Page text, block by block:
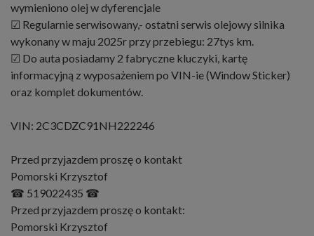
wymieniono olej w dyferencjale
☑ Regularnie serwisowany,- ostatni serwis olejowy silnika
wykonany w maju 2025r przy przebiegu: 27tys km.
☑ Do auta posiadamy 2 fabryczne kluczyki, kartę
informacyjną z wyposażeniem po VIN-ie (Window Sticker)
oraz komplet dokumentów.
VIN: 2C3CDZC91NH222246
Przed przyjazdem proszę o kontakt
Pomorski Krzysztof
☎ 519022435 ☎
Przed przyjazdem proszę o kontakt:
Pomorski Krzysztof